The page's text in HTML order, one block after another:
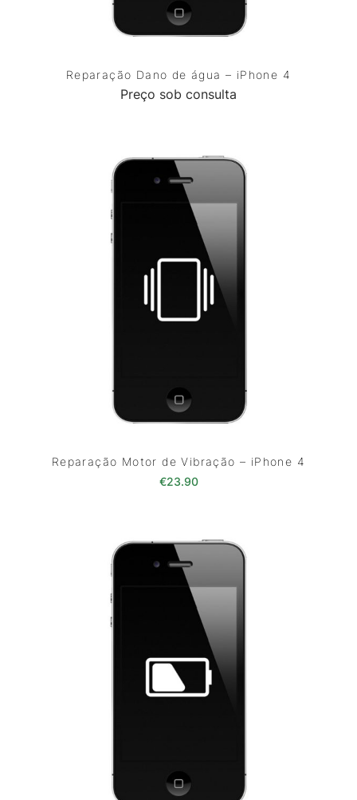
Reparação Dano de água – iPhone 4
Preço sob consulta
Reparação Motor de Vibração – iPhone 4
€23.90